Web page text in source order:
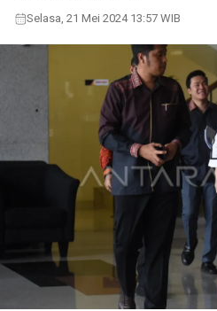
Selasa, 21 Mei 2024 13:57 WIB